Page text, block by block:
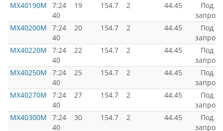
MX40190M
7:24
40
19 154.7 2 44.45
Под
запрос
MX40200M
7:24
40
20 154.7 2 44.45
Под
запрос
MX40220M
7:24
40
22 154.7 2 44.45
Под
запрос
MX40250M
7:24
40
25 154.7 2 44.45
Под
запрос
MX40270M
7:24
40
27 154.7 2 44.45
Под
запрос
MX40300M
7:24
40
30 154.7 2 44.45
Под
запрос